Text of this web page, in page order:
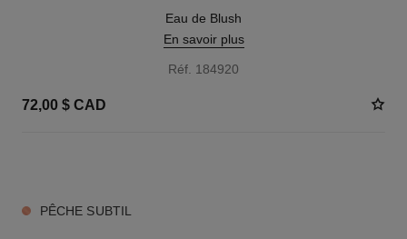
Eau de Blush
En savoir plus
Réf. 184920
72,00 $ CAD
PÊCHE SUBTIL